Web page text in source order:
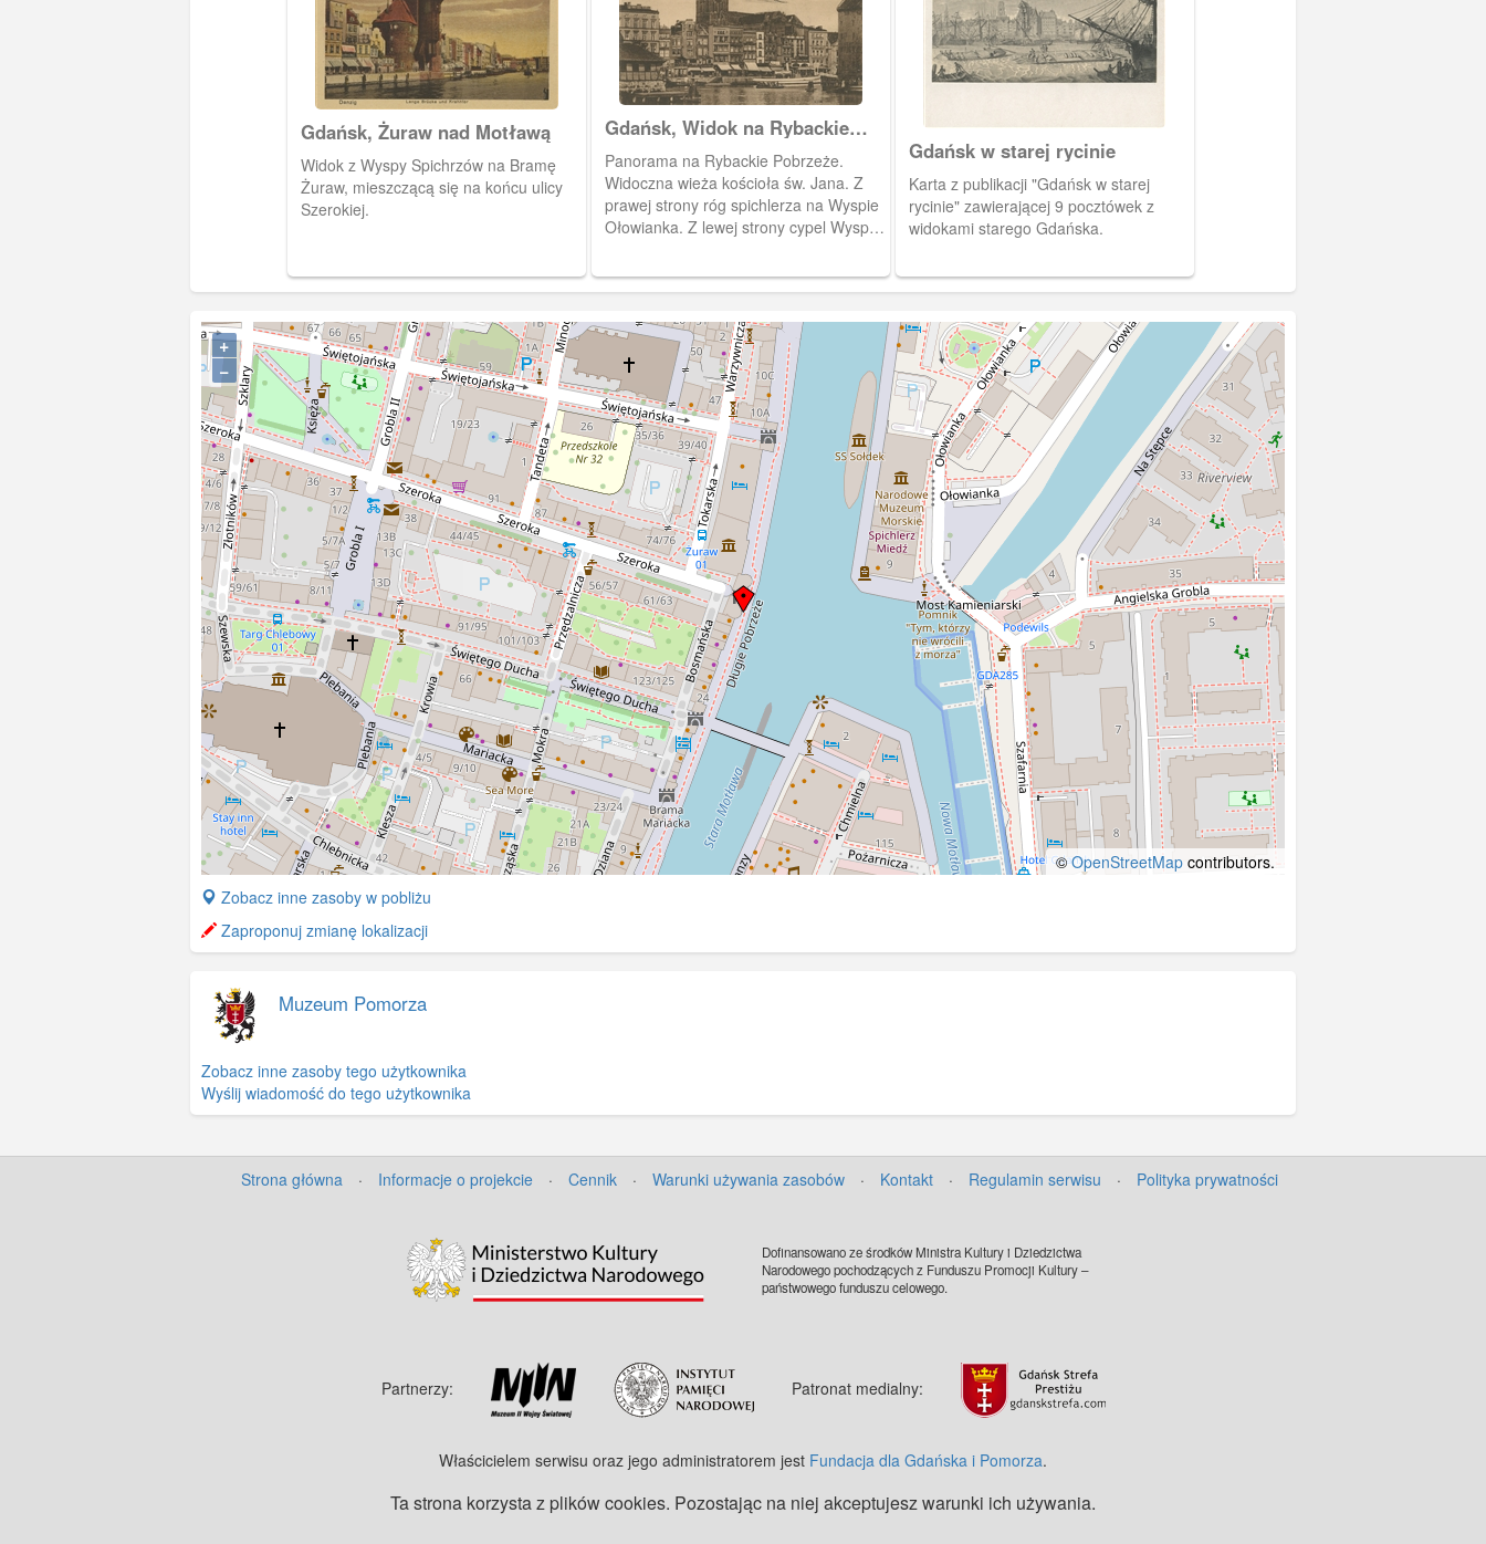
Gdańsk, Żuraw nad Motławą
Widok z Wyspy Spichrzów na Bramę
Żuraw, mieszczącą się na końcu ulicy
Szerokiej.
Gdańsk, Widok na Rybackie
Pobrzeże i kościół św. Jana
Panorama na Rybackie Pobrzeże.
Widoczna wieża kościoła św. Jana. Z
prawej strony róg spichlerza na Wyspie
Ołowianka. Z lewej strony cypel Wyspy
Rybackiego Pobrzeża na Ołowiankę.
Gdańsk w starej rycinie
Karta z publikacji "Gdańsk w starej
rycinie" zawierającej 9 pocztówek z
widokami starego Gdańska.
+
−
©OpenStreetMap contributors.
+
−
©OpenStreetMap
Zobacz inne zasoby w pobliżu
Zaproponuj zmianę lokalizacji
Muzeum Pomorza
Zobacz inne zasoby tego użytkownika
Wyślij wiadomość do tego użytkownika
Strona główna · Informacje o projekcie · Cennik · Warunki używania zasobów · Kontakt · Regulamin serwisu · Polityka prywatności
Dofinansowano ze środków Ministra Kultury i Dziedzictwa
Narodowego pochodzących z Funduszu Promocji Kultury –
państwowego funduszu celowego.
Partnerzy: Patronat medialny:
Właścicielem serwisu oraz jego administratorem jest Fundacja dla Gdańska i Pomorza.
Ta strona korzysta z plików cookies. Pozostając na niej akceptujesz warunki ich używania.